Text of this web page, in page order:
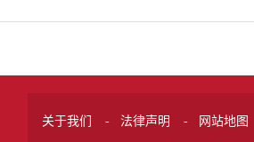
关于我们 - 法律声明 - 网站地图